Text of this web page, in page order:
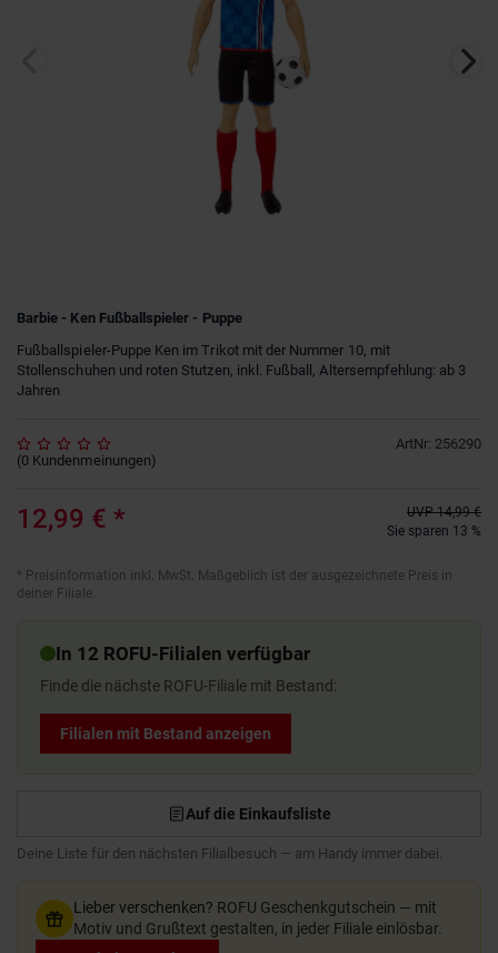
Barbie - Ken Fußballspieler - Puppe
Fußballspieler-Puppe Ken im Trikot mit der Nummer 10, mit
Stollenschuhen und roten Stutzen, inkl. Fußball, Altersempfehlung: ab 3
Jahren
ArtNr: 256290
(0 Kundenmeinungen)
12,99 € * UVP 14,99 €
Sie sparen 13 %
* Preisinformation inkl. MwSt. Maßgeblich ist der ausgezeichnete Preis in
deiner Filiale.
In 12 ROFU-Filialen verfügbar
Finde die nächste ROFU-Filiale mit Bestand:
Filialen mit Bestand anzeigen
Auf die Einkaufsliste
Deine Liste für den nächsten Filialbesuch — am Handy immer dabei.
Lieber verschenken? ROFU Geschenkgutschein — mit
Motiv und Grußtext gestalten, in jeder Filiale einlösbar.